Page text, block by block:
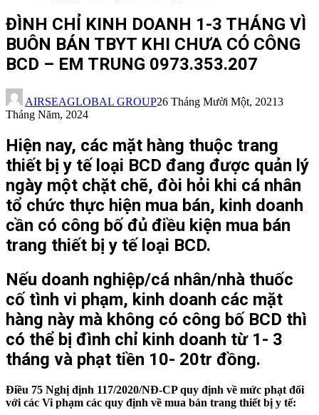
ĐÌNH CHỈ KINH DOANH 1-3 THÁNG VÌ
BUÔN BÁN TBYT KHI CHƯA CÓ CÔNG
BCD – EM TRUNG 0973.353.207
AIRSEAGLOBAL GROUP26 Tháng Mười Một, 20213
Tháng Năm, 2024
Hiện nay, các mặt hàng thuộc trang
thiết bị y tế loại BCD đang được quản lý
ngày một chặt chẽ, đòi hỏi khi cá nhân
tổ chức thực hiện mua bán, kinh doanh
cần có công bố đủ điều kiện mua bán
trang thiết bị y tế loại BCD.
Nếu doanh nghiệp/cá nhân/nhà thuốc
cố tình vi phạm, kinh doanh các mặt
hàng này mà không có công bố BCD thì
có thể bị đình chỉ kinh doanh từ 1- 3
tháng và phạt tiền 10- 20tr đồng.
Điều 75 Nghị định 117/2020/NĐ-CP quy định về mức phạt đối
với các Vi phạm các quy định về mua bán trang thiết bị y tế: